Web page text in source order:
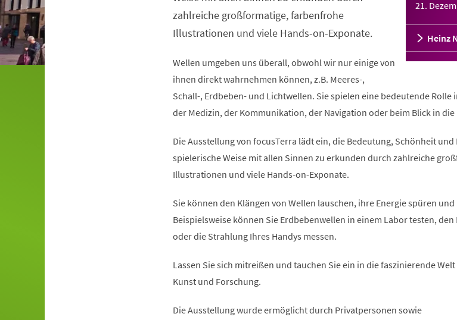
21.
Heinz
zahlreiche großformatige, farbenfrohe
Illustrationen und viele Hands-on-Exponate.
Wellen umgeben uns überall, obwohl wir nur einige von
ihnen direkt wahrnehmen können, z.B. Meeres-,
Schall-, Erdbeben- und Lichtwellen. Sie spielen eine bedeutende Rolle
der Medizin, der Kommunikation, der Navigation oder beim Blick in die
Die Ausstellung von focusTerra lädt ein, die Bedeutung, Schönheit
spielerische Weise mit allen Sinnen zu erkunden durch zahlreiche
Illustrationen und viele Hands-on-Exponate.
Sie können den Klängen von Wellen lauschen, ihre Energie spüren
Beispielsweise können Sie Erdbebenwellen in einem Labor testen,
oder die Strahlung Ihres Handys messen.
Lassen Sie sich mitreißen und tauchen Sie ein in die faszinierende
Kunst und Forschung.
Die Ausstellung wurde ermöglicht durch Privatpersonen sowie